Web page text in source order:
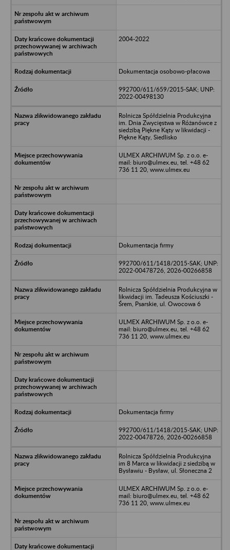
2004-2022
Dokumentacja osobowo-płacowa
992700/611/659/2015-SAK; UNP:
2022-00498130
Rolnicza Spółdzielnia Produkcyjna
im. Dnia Zwycięstwa w Różanówce z
siedzibą Piękne Kąty w likwidacji -
Piękne Kąty, Siedlisko
ULMEX ARCHIWUM Sp. z o.o. e-
mail: biuro@ulmex.eu, tel. +48 62
736 11 20, www.ulmex.eu
Dokumentacja firmy
992700/611/1418/2015-SAK; UNP:
2022-00478726, 2026-00266858
Rolnicza Spółdzielnia Produkcyjna w
likwidacji im. Tadeusza Kościuszki -
Śrem, Psarskie, ul. Owocowa 6
ULMEX ARCHIWUM Sp. z o.o. e-
mail: biuro@ulmex.eu, tel. +48 62
736 11 20, www.ulmex.eu
Dokumentacja firmy
992700/611/1418/2015-SAK; UNP:
2022-00478726, 2026-00266858
Rolnicza Spółdzielnia Produkcyjna
im 8 Marca w likwidacji z siedzibą w
Bysławiu - Bysław, ul. Słoneczna 2
ULMEX ARCHIWUM Sp. z o.o. e-
mail: biuro@ulmex.eu, tel. +48 62
736 11 20, www.ulmex.eu